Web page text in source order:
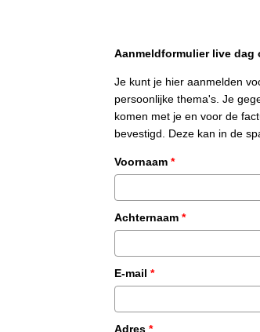
Aanmeldformulier live dag
Je kunt je hier aanmelden
persoonlijke thema's. Je
komen met je en voor de
bevestigd. Deze kan in de
Voornaam *
Achternaam *
E-mail *
Adres *